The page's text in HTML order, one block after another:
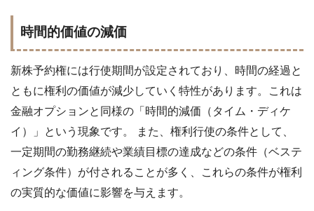
時間的価値の減価
新株予約権には行使期間が設定されており、時間の経過と
ともに権利の価値が減少していく特性があります。これは
金融オプションと同様の「時間的減価（タイム・ディケ
イ）」という現象です。 また、権利行使の条件として、
一定期間の勤務継続や業績目標の達成などの条件（ベステ
ィング条件）が付されることが多く、これらの条件が権利
の実質的な価値に影響を与えます。